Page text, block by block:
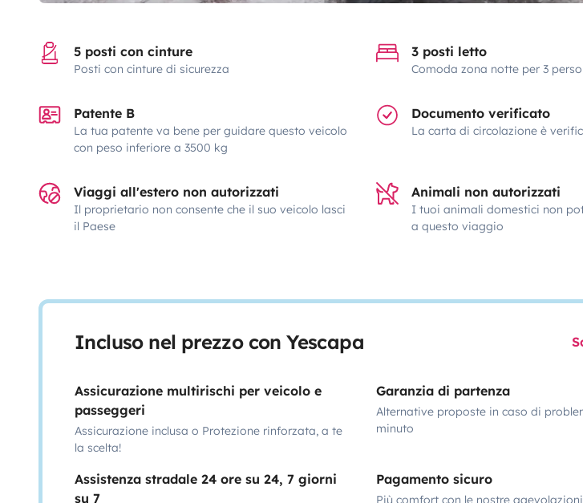
5 posti con cinture
Posti con cinture di sicurezza
3 posti letto
Comoda zona notte per 3
Patente B
La tua patente va bene per guidare questo veicolo
con peso inferiore a 3500 kg
Documento verificato
La carta di circolazione è
Viaggi all'estero non autorizzati
Il proprietario non consente che il suo veicolo lasci
il Paese
Animali non autorizzati
I tuoi animali domestici non
a questo viaggio
Incluso nel prezzo con Yescapa
Assicurazione multirischi per veicolo e
passeggeri
Assicurazione inclusa o Protezione rinforzata, a te
la scelta!
Garanzia di partenza
Alternative proposte in caso di
minuto
Assistenza stradale 24 ore su 24, 7 giorni
su 7
Pagamento sicuro
Più comfort con le nostre